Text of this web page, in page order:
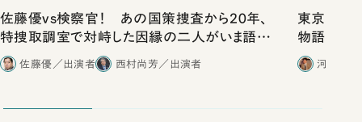
佐藤優vs検察官！ あの国策捜査から20年、
特捜取調室で対峙した因縁の二人がいま語り
合ったこと
佐藤優／出演者 西村尚芳／出演者
東京は都
物語」に
河野有